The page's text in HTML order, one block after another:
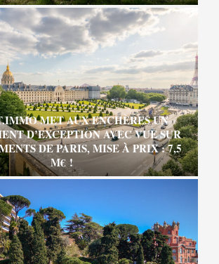
MET AUX ENCHÈRES UN
D’EXCEPTION AVEC VUE SUR
DE PARIS, MISE À PRIX : 7,5
M€ !